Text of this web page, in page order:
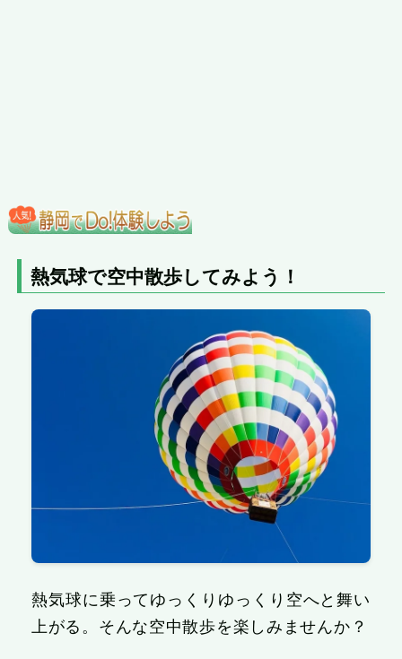
熱気球で空中散歩してみよう！
熱気球に乗ってゆっくりゆっくり空へと舞い
上がる。そんな空中散歩を楽しみませんか？